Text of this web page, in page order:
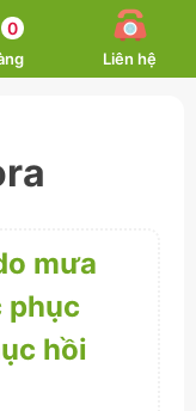
0
Liên hệ
mưa
phục
hồi